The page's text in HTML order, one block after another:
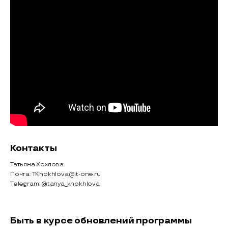
Контакты
Татьяна Хохлова
Почта: TKhokhlova@it-one.ru
Telegram: @tanya_khokhlova
Быть в курсе обновлений программы